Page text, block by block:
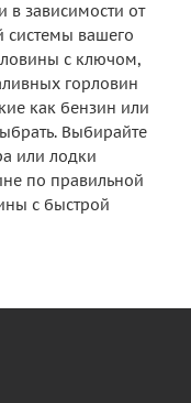
в зависимости от
системы вашего
с ключом,
горловин
как бензин или
Выбирайте
или лодки
по правильной
с быстрой